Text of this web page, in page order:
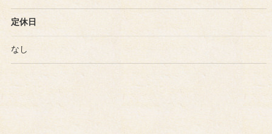
定休日
なし